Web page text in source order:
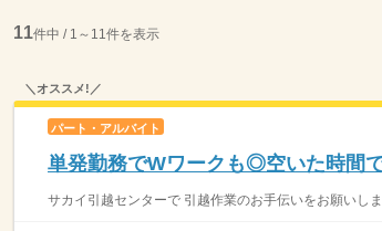
11件中 / 1～11件を表示
＼オススメ!／
パート・アルバイト
単発勤務でWワークも◎空いた時間
サカイ引越センターで 引越作業のお手伝いをお願いし